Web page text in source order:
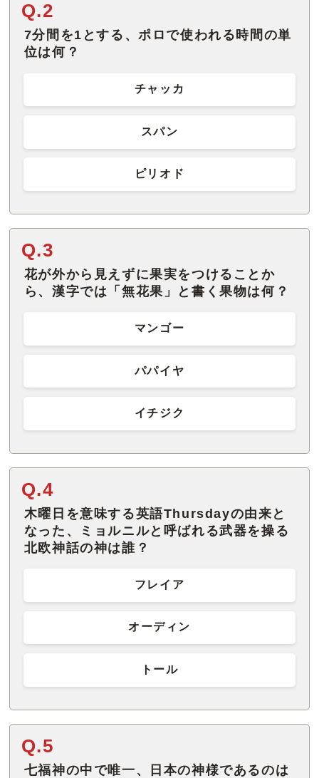
Q.2
7分間を1とする、ポロで使われる時間の単
位は何？
チャッカ
スパン
ピリオド
Q.3
花が外から見えずに果実をつけることか
ら、漢字では「無花果」と書く果物は何？
マンゴー
パパイヤ
イチジク
Q.4
木曜日を意味する英語Thursdayの由来と
なった、ミョルニルと呼ばれる武器を操る
北欧神話の神は誰？
フレイア
オーディン
トール
Q.5
七福神の中で唯一、日本の神様であるのは